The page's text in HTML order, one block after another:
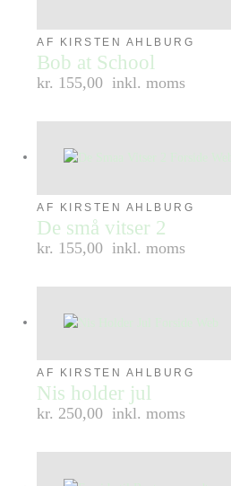
AF KIRSTEN AHLBURG
Bob at School
kr. 155,00 inkl. moms
AF KIRSTEN AHLBURG
De små vitser 2
kr. 155,00 inkl. moms
AF KIRSTEN AHLBURG
Nis holder jul
kr. 250,00 inkl. moms